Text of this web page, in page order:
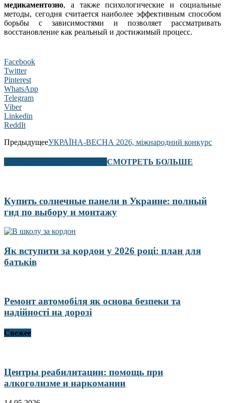
медикаментозно, а также психологические и социальные
методы, сегодня считается наиболее эффективным способом
борьбы с зависимостями и позволяет рассматривать
восстановление как реальный и достижимый процесс.
Facebook
Twitter
Pinterest
WhatsApp
Telegram
Viber
Linkedin
ReddIt
ПредыдущееУКРАЇНА-ВЕСНА 2026, міжнародний конкурс
СМОТРЕТЬ БОЛЬШЕ
Купить солнечные панели в Украине: полный
гид по выбору и монтажу
Як вступити за кордон у 2026 році: план для
батьків
Ремонт автомобіля як основа безпеки та
надійності на дорозі
Свежее
Центры реабилитации: помощь при
алкоголизме и наркомании